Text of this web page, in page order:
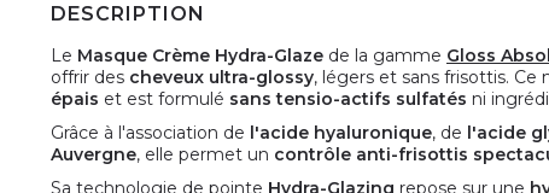
DESCRIPTION
Le Masque Crème Hydra-Glaze de la gamme Gloss
offrir des cheveux ultra-glossy, légers et sans frisottis.
épais et est formulé sans tensio-actifs sulfatés ni
Grâce à l'association de l'acide hyaluronique, de l'acide
Auvergne, elle permet un contrôle anti-frisottis
Sa technologie de pointe Hydra-Glazing repose sur une